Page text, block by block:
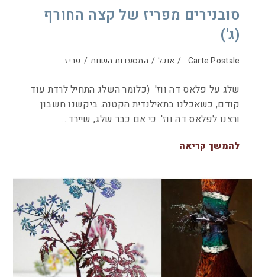
סובנירים מפריז של קצה החורף
(ג')
Carte Postale
/ אוכל / המסעדות השוות / פריז
שלג על פלאס דה ווז' (כלומר השלג התחיל לרדת עוד
קודם, כשאכלנו בתאילנדית הקטנה. ביקשנו חשבון
ורצנו לפלאס דה ווז'. כי אם כבר שלג, שיירד…
להמשך קריאה